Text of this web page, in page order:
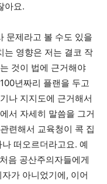
아요.
문제라고 볼 수도 있을
는 영향은 저는 결코 작
것이 법에 근거해야
년짜리 플랜을 두고
나 지지도에 근거해서
서 자세히 말씀을 그거
련해서 교육청이 콕 집
떠오르더라고요. 예
음 공산주의자들에게
가 아니었기에, 이어